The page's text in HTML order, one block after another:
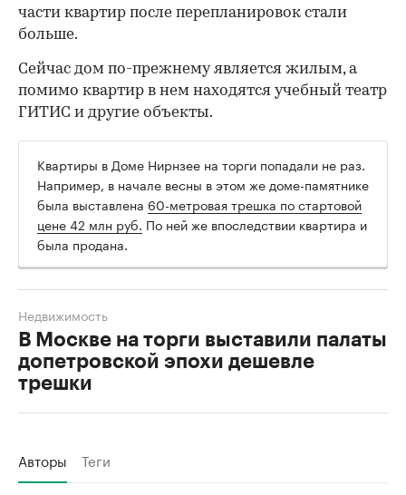
части квартир после перепланировок стали
больше.
Сейчас дом по-прежнему является жилым, а
помимо квартир в нем находятся учебный театр
ГИТИС и другие объекты.
Квартиры в Доме Нирнзее на торги попадали не раз.
Например, в начале весны в этом же доме-памятнике
была выставлена 60-метровая трешка по стартовой
цене 42 млн руб. По ней же впоследствии квартира и
была продана.
В Москве на торги выставили палаты
допетровской эпохи дешевле
трешки
Недвижимость
Авторы Теги